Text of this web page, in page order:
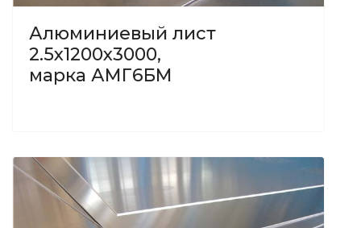
Алюминиевый лист
2.5х1200х3000,
марка АМГ6БМ